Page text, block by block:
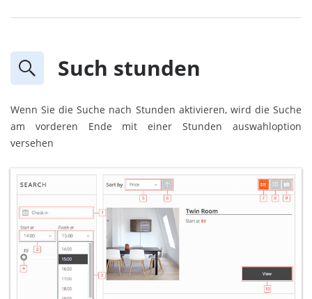
Such stunden
Wenn Sie die Suche nach Stunden aktivieren, wird die Suche
am vorderen Ende mit einer Stunden auswahloption
versehen